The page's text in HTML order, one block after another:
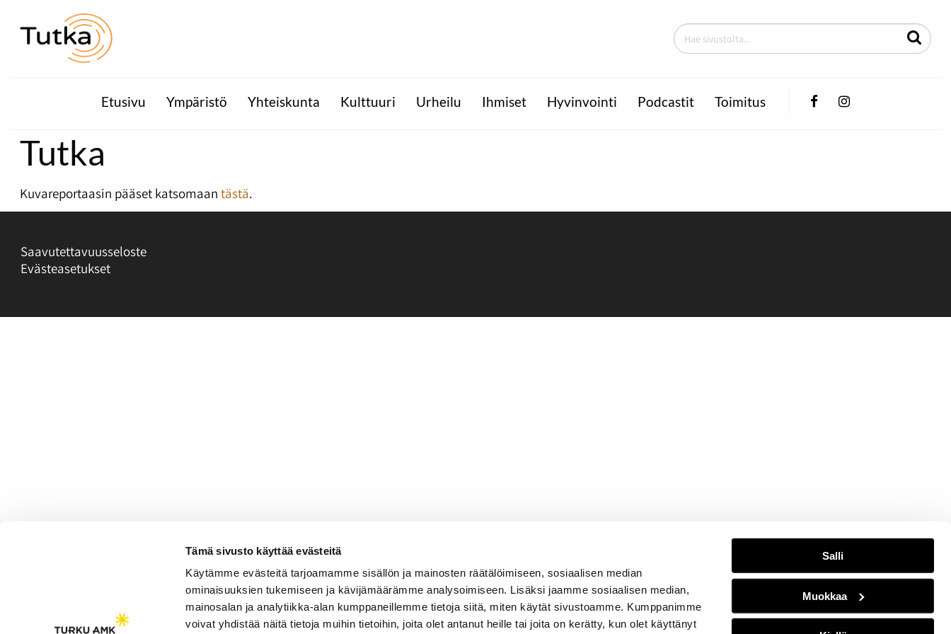
Tämä sivusto käyttää evästeitä
Käytämme evästeitä tarjoamamme sisällön ja mainosten räätälöimiseen, sosiaalisen median
ominaisuuksien tukemiseen ja kävijämäärämme analysoimiseen. Lisäksi jaamme sosiaalisen median,
mainosalan ja analytiikka-alan kumppaneillemme tietoja siitä, miten käytät sivustoamme. Kumppanimme
voivat yhdistää näitä tietoja muihin tietoihin, joita olet antanut heille tai joita on kerätty, kun olet käyttänyt
Salli
Muokkaa
Etusivu Ympäristö Yhteiskunta Kulttuuri Urheilu Ihmiset Hyvinvointi Podcastit Toimitus FacebookInstagram
Tutka
Kuvareportaasin pääset katsomaan tästä.
Saavutettavuusseloste
Evästeasetukset